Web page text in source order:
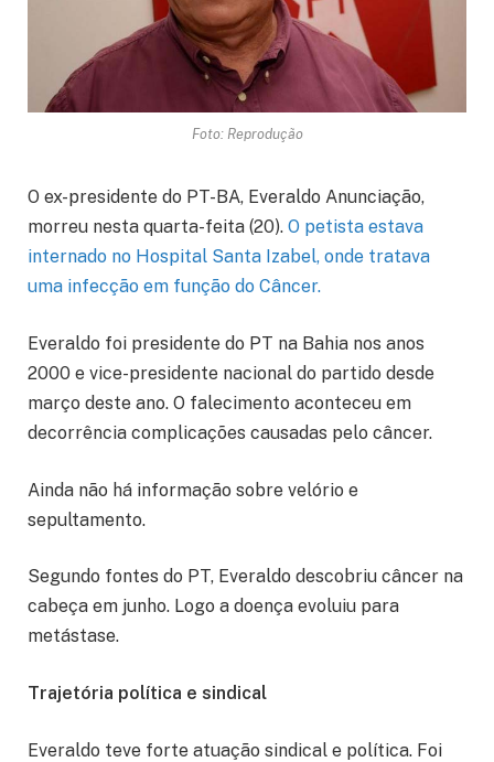
Foto: Reprodução
O ex-presidente do PT-BA, Everaldo Anunciação,
morreu nesta quarta-feita (20). O petista estava
internado no Hospital Santa Izabel, onde tratava
uma infecção em função do Câncer.
Everaldo foi presidente do PT na Bahia nos anos
2000 e vice-presidente nacional do partido desde
março deste ano. O falecimento aconteceu em
decorrência complicações causadas pelo câncer.
Ainda não há informação sobre velório e
sepultamento.
Segundo fontes do PT, Everaldo descobriu câncer na
cabeça em junho. Logo a doença evoluiu para
metástase.
Trajetória política e sindical
Everaldo teve forte atuação sindical e política. Foi